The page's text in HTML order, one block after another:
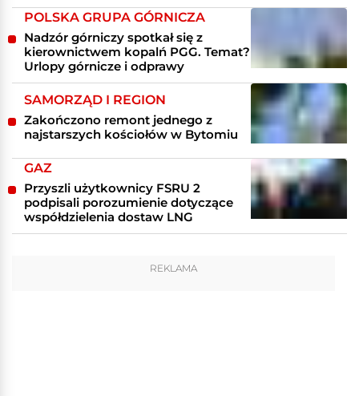
POLSKA GRUPA GÓRNICZA
Nadzór górniczy spotkał się z
kierownictwem kopalń PGG. Temat?
Urlopy górnicze i odprawy
SAMORZĄD I REGION
Zakończono remont jednego z
najstarszych kościołów w Bytomiu
GAZ
Przyszli użytkownicy FSRU 2
podpisali porozumienie dotyczące
współdzielenia dostaw LNG
REKLAMA